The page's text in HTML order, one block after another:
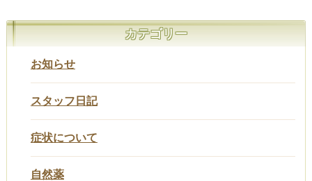
カテゴリー
お知らせ
スタッフ日記
症状について
自然薬